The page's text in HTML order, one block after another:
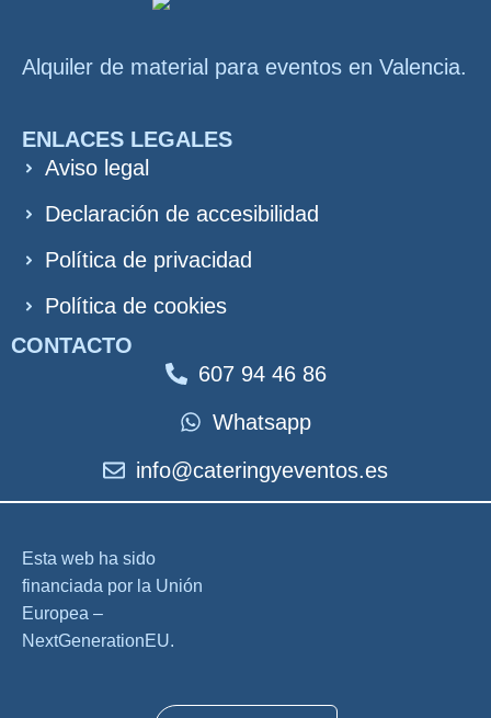
Alquiler de material para eventos en Valencia.
ENLACES LEGALES
Aviso legal
Declaración de accesibilidad
Política de privacidad
Política de cookies
CONTACTO
607 94 46 86
Whatsapp
info@cateringyeventos.es
Esta web ha sido
financiada por la Unión
Europea –
NextGenerationEU.